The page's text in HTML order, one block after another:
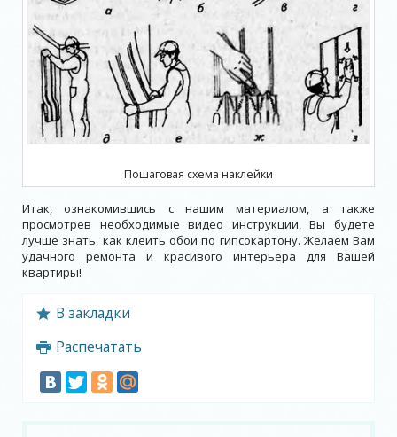
Пошаговая схема наклейки
Итак, ознакомившись с нашим материалом, а также
просмотрев необходимые видео инструкции, Вы будете
лучше знать, как клеить обои по гипсокартону. Желаем Вам
удачного ремонта и красивого интерьера для Вашей
квартиры!
В закладки
Распечатать